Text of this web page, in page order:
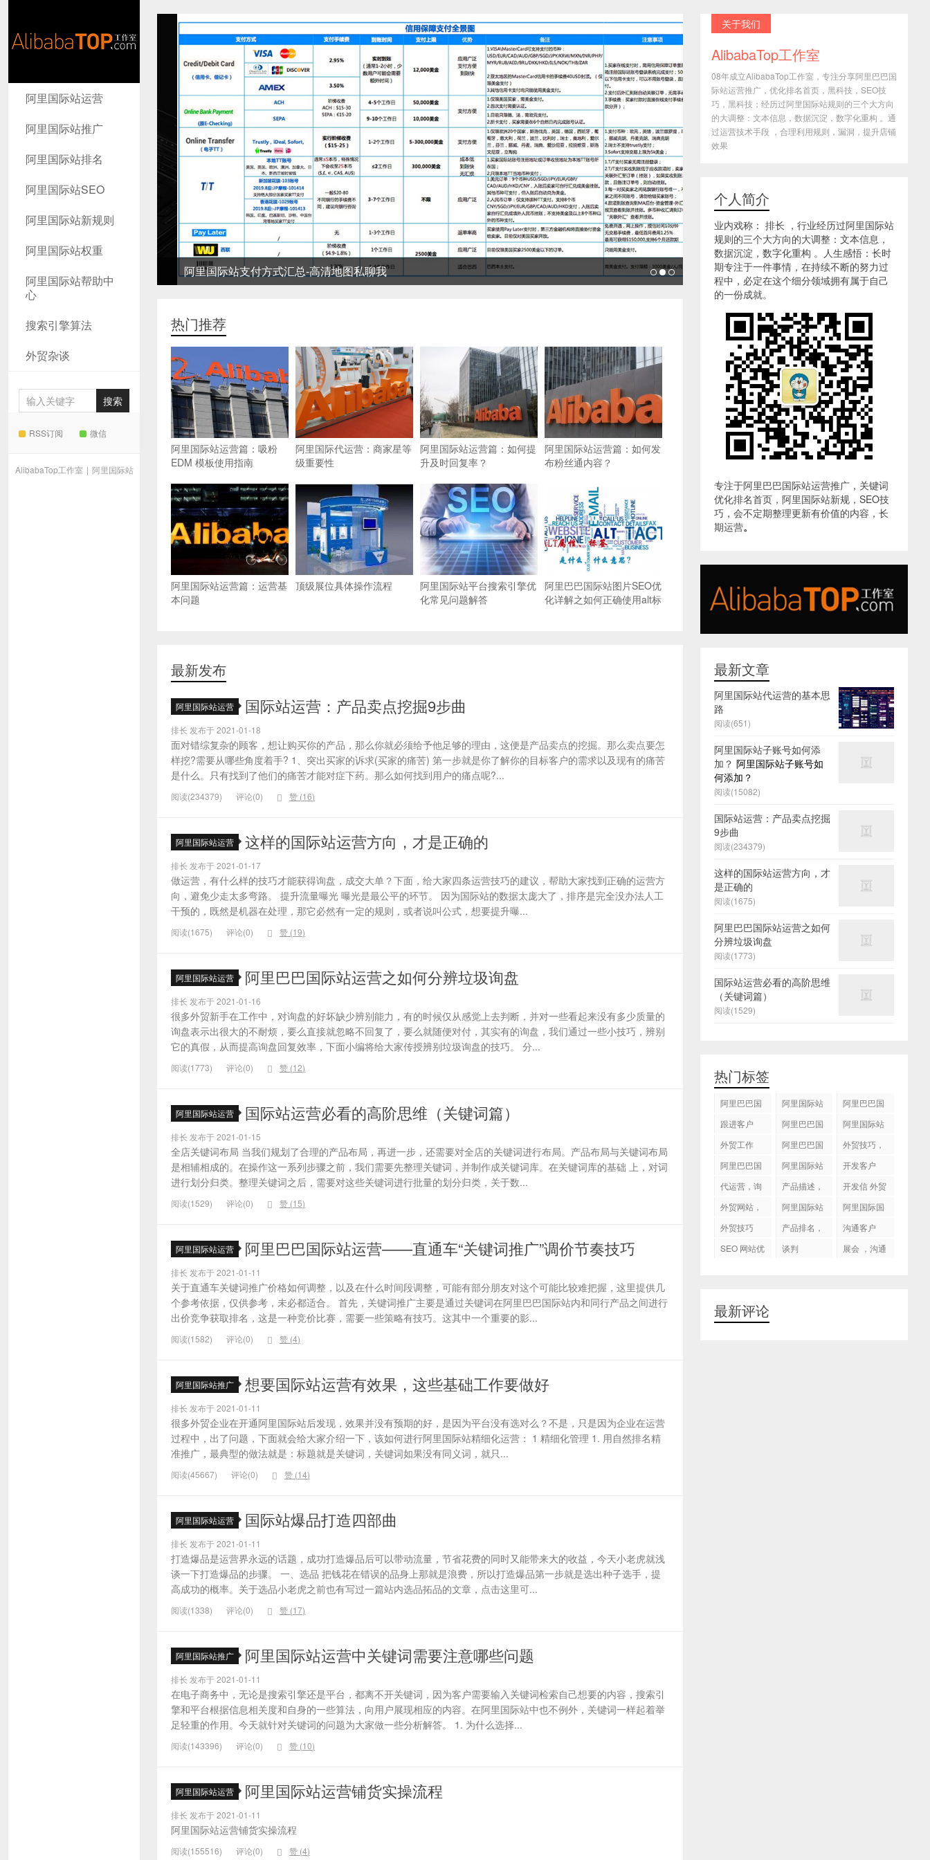
AlibabaTop
工作室
阿里国际站运营
阿里国际站推广
阿里国际站排名
阿里国际站SEO
阿里国际站新规则
阿里国际站权重
阿里国际站帮助中
心
搜索引擎算法
外贸杂谈
RSS订阅 微信
AlibabaTop工作室 | 阿里国际站
阿里国际站支付方式汇总-高清地图私聊我
热门推荐
阿里国际站运营篇：吸粉
EDM 模板使用指南
阿里国际代运营：商家星等
级重要性
阿里国际站运营篇：如何提
升及时回复率？
阿里国际站运营篇：如何发
布粉丝通内容？
阿里国际站运营篇：运营基
本问题
顶级展位具体操作流程
阿里国际站平台搜索引擎优
化常见问题解答
阿里巴巴国际站图片SEO优
化详解之如何正确使用alt标
最新发布
阿里国际站运营 国际站运营：产品卖点挖掘9步曲
排长 发布于 2021-01-18
面对错综复杂的顾客，想让购买你的产品，那么你就必须给予他足够的理由，这便是产品卖点的挖掘。那么卖点要怎
样挖?需要从哪些角度着手? 1、突出买家的诉求(买家的痛苦) 第一步就是你了解你的目标客户的需求以及现有的痛苦
是什么。只有找到了他们的痛苦才能对症下药。那么如何找到用户的痛点呢?...
阅读(234379) 评论(0) 赞 (16)
阿里国际站运营 这样的国际站运营方向，才是正确的
排长 发布于 2021-01-17
做运营，有什么样的技巧才能获得询盘，成交大单？下面，给大家四条运营技巧的建议，帮助大家找到正确的运营方
向，避免少走太多弯路。 提升流量曝光 曝光是最公平的环节。 因为国际站的数据太庞大了，排序是完全没办法人工
干预的，既然是机器在处理，那它必然有一定的规则，或者说叫公式，想要提升曝...
阅读(1675) 评论(0) 赞 (19)
阿里国际站运营 阿里巴巴国际站运营之如何分辨垃圾询盘
排长 发布于 2021-01-16
很多外贸新手在工作中，对询盘的好坏缺少辨别能力，有的时候仅从感觉上去判断，并对一些看起来没有多少质量的
询盘表示出很大的不耐烦，要么直接就忽略不回复了，要么就随便对付，其实有的询盘，我们通过一些小技巧，辨别
它的真假，从而提高询盘回复效率，下面小编将给大家传授辨别垃圾询盘的技巧。 分...
阅读(1773) 评论(0) 赞 (12)
阿里国际站运营 国际站运营必看的高阶思维（关键词篇）
排长 发布于 2021-01-15
全店关键词布局 当我们规划了合理的产品布局，再进一步，还需要对全店的关键词进行布局。产品布局与关键词布局
是相辅相成的。在操作这一系列步骤之前，我们需要先整理关键词，并制作成关键词库。在关键词库的基础 上，对词
进行划分归类。整理关键词之后，需要对这些关键词进行批量的划分归类，关于数...
阅读(1529) 评论(0) 赞 (15)
阿里国际站运营 阿里巴巴国际站运营——直通车“关键词推广”调价节奏技巧
排长 发布于 2021-01-11
关于直通车关键词推广价格如何调整，以及在什么时间段调整，可能有部分朋友对这个可能比较难把握，这里提供几
个参考依据，仅供参考，未必都适合。 首先，关键词推广主要是通过关键词在阿里巴巴国际站内和同行产品之间进行
出价竞争获取排名，这是一种竞价比赛，需要一些策略有技巧。这其中一个重要的影...
阅读(1582) 评论(0) 赞 (4)
阿里国际站推广 想要国际站运营有效果，这些基础工作要做好
排长 发布于 2021-01-11
很多外贸企业在开通阿里国际站后发现，效果并没有预期的好，是因为平台没有选对么？不是，只是因为企业在运营
过程中，出了问题，下面就会给大家介绍一下，该如何进行阿里国际站精细化运营： 1 精细化管理 1. 用自然排名精
准推广，最典型的做法就是：标题就是关键词，关键词如果没有同义词，就只...
阅读(45667) 评论(0) 赞 (14)
阿里国际站运营 国际站爆品打造四部曲
排长 发布于 2021-01-11
打造爆品是运营界永远的话题，成功打造爆品后可以带动流量，节省花费的同时又能带来大的收益，今天小老虎就浅
谈一下打造爆品的步骤。 一、选品 把钱花在错误的品身上那就是浪费，所以打造爆品第一步就是选出种子选手，提
高成功的概率。关于选品小老虎之前也有写过一篇站内选品拓品的文章，点击这里可...
阅读(1338) 评论(0) 赞 (17)
阿里国际站推广 阿里国际站运营中关键词需要注意哪些问题
排长 发布于 2021-01-11
在电子商务中，无论是搜索引擎还是平台，都离不开关键词，因为客户需要输入关键词检索自己想要的内容，搜索引
擎和平台根据信息相关度和自身的一些算法，向用户展现相应的内容。在阿里国际站中也不例外，关键词一样起着举
足轻重的作用。今天就针对关键词的问题为大家做一些分析解答。 1. 为什么选择...
阅读(143396) 评论(0) 赞 (10)
阿里国际站运营 阿里国际站运营铺货实操流程
排长 发布于 2021-01-11
阿里国际站运营铺货实操流程
阅读(155516) 评论(0) 赞 (4)
关于我们
AlibabaTop工作室
08年成立AlibabaTop工作室，专注分享阿里巴巴国
际站运营推广，优化排名首页，黑科技，SEO技
巧，黑科技；经历过阿里国际站规则的三个大方向
的大调整：文本信息，数据沉淀，数字化重构 。通
过运营技术手段 ，合理利用规则，漏洞，提升店铺
效果
个人简介
业内戏称： 排长 ，行业经历过阿里国际站
规则的三个大方向的大调整：文本信息，
数据沉淀，数字化重构 。人生感悟：长时
期专注于一件事情，在持续不断的努力过
程中，必定在这个细分领域拥有属于自己
的一份成就。
专注于阿里巴巴国际站运营推广，关键词
优化排名首页，阿里国际站新规，SEO技
巧，会不定期整理更新有价值的内容，长
期运营。
最新文章
阿里国际站代运营的基本思
路
阅读(651)
阿里国际站子账号如何添
加？ 阿里国际站子账号如
何添加？
阅读(15082)
国际站运营：产品卖点挖掘
9步曲
阅读(234379)
这样的国际站运营方向，才
是正确的
阅读(1675)
阿里巴巴国际站运营之如何
分辨垃圾询盘
阅读(1773)
国际站运营必看的高阶思维
（关键词篇）
阅读(1529)
热门标签
阿里巴巴国
阿里国际站
国际站托管
服务，阿里
服务
阿里巴巴国
跟进客户
阿里巴巴国
阿里国际站
外贸工作
阿里巴巴国
作
外贸技巧，
阿里巴巴国
化
阿里国际站
开发客户
代运营，询
产品描述，
开发信 外贸
外贸网站，
阿里国际站
阿里国际国
外贸技巧
产品排名，
沟通客户
SEO 网站优
谈判
展会 ，沟通
最新评论